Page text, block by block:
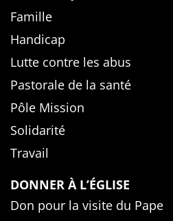
Famille
Handicap
Lutte contre les abus
Pastorale de la santé
Pôle Mission
Solidarité
Travail
DONNER À L’ÉGLISE
Don pour la visite du Pape